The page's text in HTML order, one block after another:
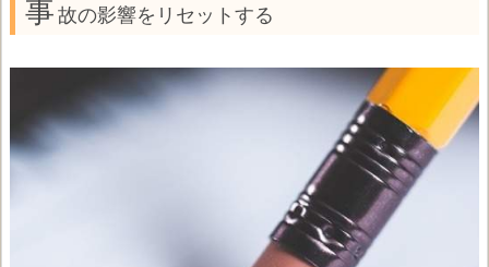
事故の影響をリセットする